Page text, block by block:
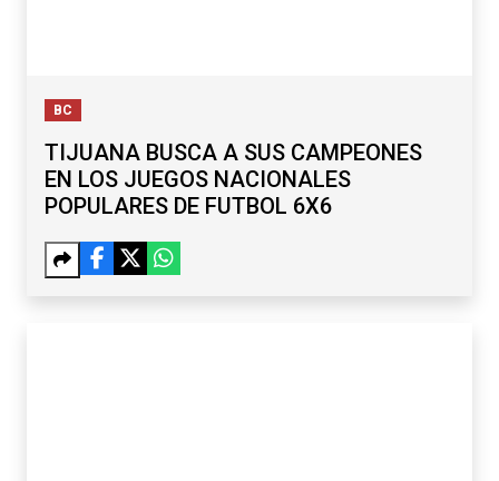
BC
TIJUANA BUSCA A SUS CAMPEONES
EN LOS JUEGOS NACIONALES
POPULARES DE FUTBOL 6X6